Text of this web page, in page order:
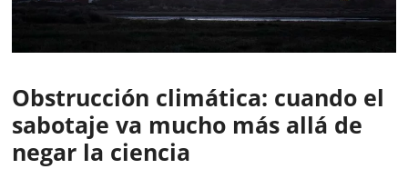
Obstrucción climática: cuando el
sabotaje va mucho más allá de
negar la ciencia